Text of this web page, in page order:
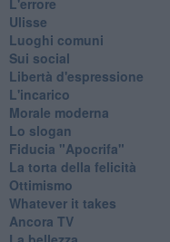
Ulisse
Luoghi comuni
Sui social
Libertà d'espressione
L'incarico
Morale moderna
Lo slogan
Fiducia "Apocrifa"
La torta della felicità
Ottimismo
Whatever it takes
Ancora TV